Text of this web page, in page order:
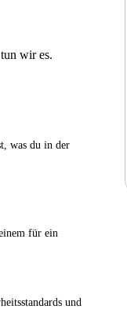
wir es.
was du in der
für ein
und